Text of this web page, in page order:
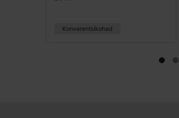
Konverentsikohad